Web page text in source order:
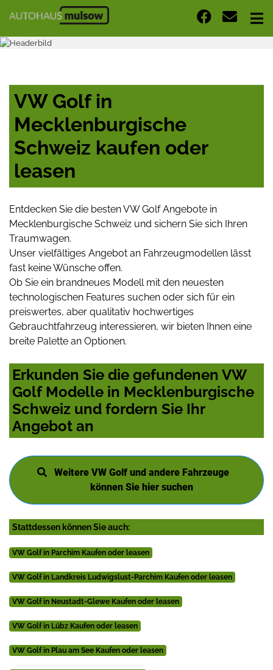
VW Golf in
Mecklenburgische
Schweiz kaufen oder
leasen
Entdecken Sie die besten VW Golf Angebote in
Mecklenburgische Schweiz und sichern Sie sich Ihren
Traumwagen.
Unser vielfältiges Angebot an Fahrzeugmodellen lässt
fast keine Wünsche offen.
Ob Sie ein brandneues Modell mit den neuesten
technologischen Features suchen oder sich für ein
preiswertes, aber qualitativ hochwertiges
Gebrauchtfahrzeug interessieren, wir bieten Ihnen eine
breite Palette an Optionen.
Erkunden Sie die gefundenen VW
Golf Modelle in Mecklenburgische
Schweiz und fordern Sie Ihr
Angebot an
Weitere VW Golf und andere Fahrzeuge
können Sie hier suchen
Stattdessen können Sie auch:
VW Golf in Parchim Kaufen oder leasen
VW Golf in Landkreis Ludwigslust-Parchim Kaufen oder leasen
VW Golf in Neustadt-Glewe Kaufen oder leasen
VW Golf in Lübz Kaufen oder leasen
VW Golf in Plau am See Kaufen oder leasen